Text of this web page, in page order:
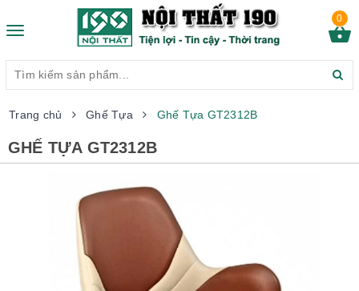
Toggle
0
Trang chủ Ghế Tựa Ghế Tựa GT2312B
GHẾ TỰA GT2312B